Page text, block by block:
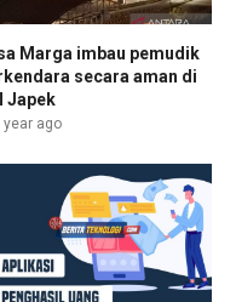
Marga imbau pemudik
secara aman di
Japek
year ago